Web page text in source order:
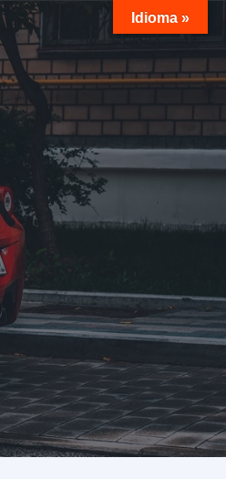
Idioma »